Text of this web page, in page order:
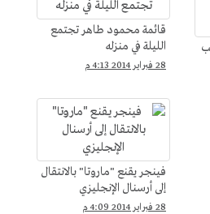
قائمة محمود طاهر تجتمع
الليلة في منزله
28 فبراير 2014 4:13 م
فينجر يقنع "ماروتا" بالانتقال
إلى أرسنال الإنجليزي
28 فبراير 2014 4:09 م